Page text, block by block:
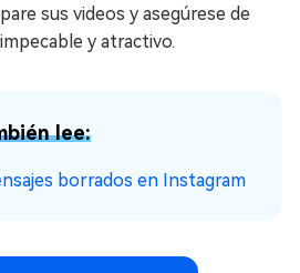
sus videos y asegúrese de
y atractivo.
lee:
borrados en Instagram